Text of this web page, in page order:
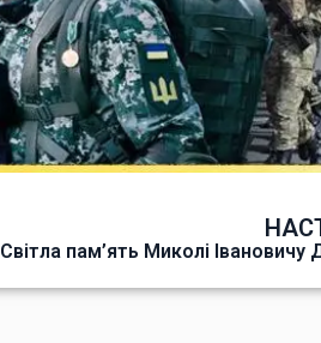
Світла пам’ять Миколі Івановичу